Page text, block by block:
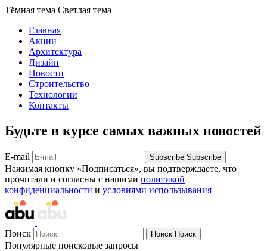
Тёмная тема Светлая тема
Главная
Акции
Архитектура
Дизайн
Новости
Строительство
Технологии
Контакты
Будьте в курсе самых важных новостей
E-mail Subscribe Subscribe
Нажимая кнопку «Подписаться», вы подтверждаете, что
прочитали и согласны с нашими политикой
конфиденциальности и условиями использывания
Поиск Поиск Поиск
Популярные поисковые запросы